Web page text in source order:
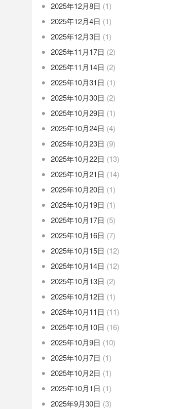
2025年12月8日 (1)
2025年12月4日 (1)
2025年12月3日 (1)
2025年11月17日 (2)
2025年11月14日 (2)
2025年10月31日 (1)
2025年10月30日 (2)
2025年10月29日 (1)
2025年10月24日 (4)
2025年10月23日 (9)
2025年10月22日 (13)
2025年10月21日 (14)
2025年10月20日 (1)
2025年10月19日 (1)
2025年10月17日 (5)
2025年10月16日 (7)
2025年10月15日 (12)
2025年10月14日 (12)
2025年10月13日 (2)
2025年10月12日 (1)
2025年10月11日 (11)
2025年10月10日 (16)
2025年10月9日 (10)
2025年10月7日 (1)
2025年10月2日 (1)
2025年10月1日 (1)
2025年9月30日 (3)